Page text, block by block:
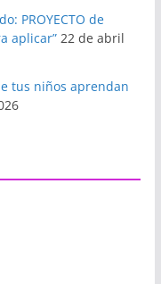
PROYECTO de
aplicar” 22 de abril
tus niños aprendan